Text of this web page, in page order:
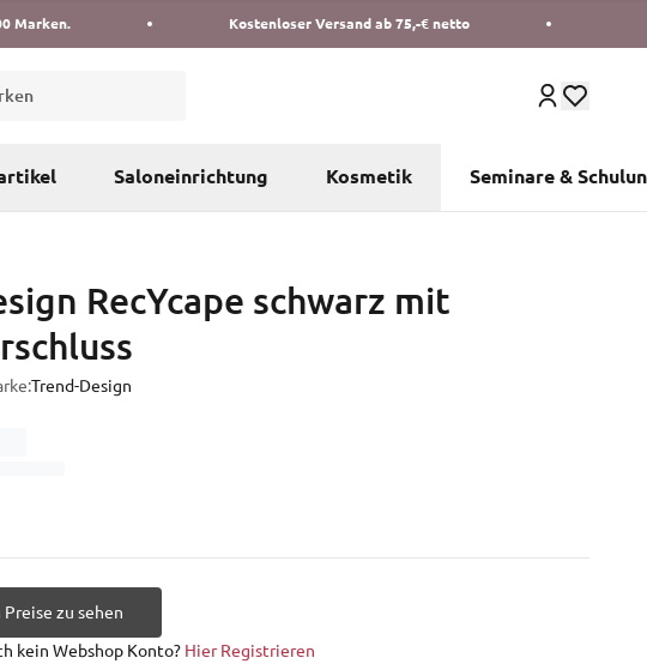
Marken. Kostenloser Versand ab 75,-€ netto
Saloneinrichtung Kosmetik Seminare &
RecYcape schwarz mit
Trend-Design
zu sehen
kein Webshop Konto? Hier Registrieren